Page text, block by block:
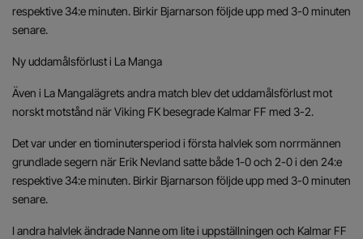
respektive 34:e minuten. Birkir Bjarnarson följde upp med 3-0 minuten
senare.
Ny uddamålsförlust i La Manga
Även i La Mangalägrets andra match blev det uddamålsförlust mot
norskt motstånd när Viking FK besegrade Kalmar FF med 3-2.
Det var under en tiominutersperiod i första halvlek som norrmännen
grundlade segern när Erik Nevland satte både 1-0 och 2-0 i den 24:e
respektive 34:e minuten. Birkir Bjarnarson följde upp med 3-0 minuten
senare.
I andra halvlek ändrade Nanne om lite i uppställningen och Kalmar FF